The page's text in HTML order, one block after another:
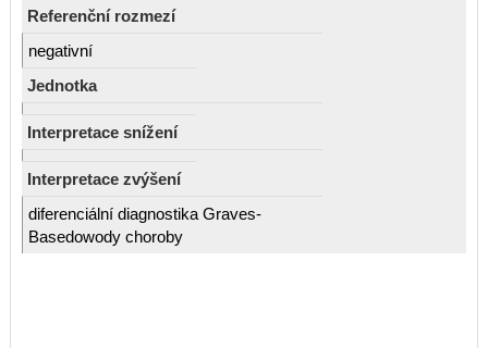
Referenční rozmezí
negativní
Jednotka
Interpretace snížení
Interpretace zvýšení
diferenciální diagnostika Graves-
Basedowody choroby